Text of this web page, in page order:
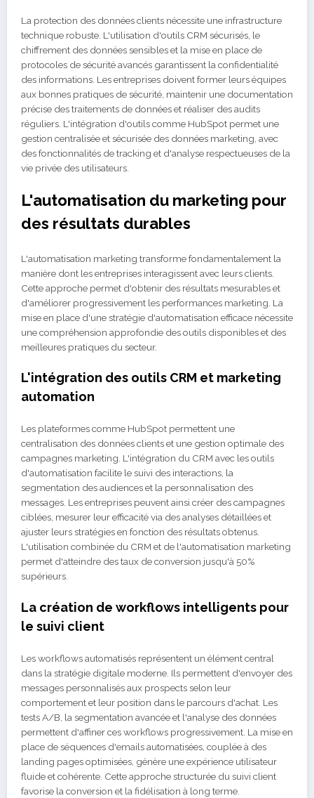
La protection des données clients nécessite une infrastructure
technique robuste. L'utilisation d'outils CRM sécurisés, le
chiffrement des données sensibles et la mise en place de
protocoles de sécurité avancés garantissent la confidentialité
des informations. Les entreprises doivent former leurs équipes
aux bonnes pratiques de sécurité, maintenir une documentation
précise des traitements de données et réaliser des audits
réguliers. L'intégration d'outils comme HubSpot permet une
gestion centralisée et sécurisée des données marketing, avec
des fonctionnalités de tracking et d'analyse respectueuses de la
vie privée des utilisateurs.
L'automatisation du marketing pour
des résultats durables
L'automatisation marketing transforme fondamentalement la
manière dont les entreprises interagissent avec leurs clients.
Cette approche permet d'obtenir des résultats mesurables et
d'améliorer progressivement les performances marketing. La
mise en place d'une stratégie d'automatisation efficace nécessite
une compréhension approfondie des outils disponibles et des
meilleures pratiques du secteur.
L'intégration des outils CRM et marketing
automation
Les plateformes comme HubSpot permettent une
centralisation des données clients et une gestion optimale des
campagnes marketing. L'intégration du CRM avec les outils
d'automatisation facilite le suivi des interactions, la
segmentation des audiences et la personnalisation des
messages. Les entreprises peuvent ainsi créer des campagnes
ciblées, mesurer leur efficacité via des analyses détaillées et
ajuster leurs stratégies en fonction des résultats obtenus.
L'utilisation combinée du CRM et de l'automatisation marketing
permet d'atteindre des taux de conversion jusqu'à 50%
supérieurs.
La création de workflows intelligents pour
le suivi client
Les workflows automatisés représentent un élément central
dans la stratégie digitale moderne. Ils permettent d'envoyer des
messages personnalisés aux prospects selon leur
comportement et leur position dans le parcours d'achat. Les
tests A/B, la segmentation avancée et l'analyse des données
permettent d'affiner ces workflows progressivement. La mise en
place de séquences d'emails automatisées, couplée à des
landing pages optimisées, génère une expérience utilisateur
fluide et cohérente. Cette approche structurée du suivi client
favorise la conversion et la fidélisation à long terme.